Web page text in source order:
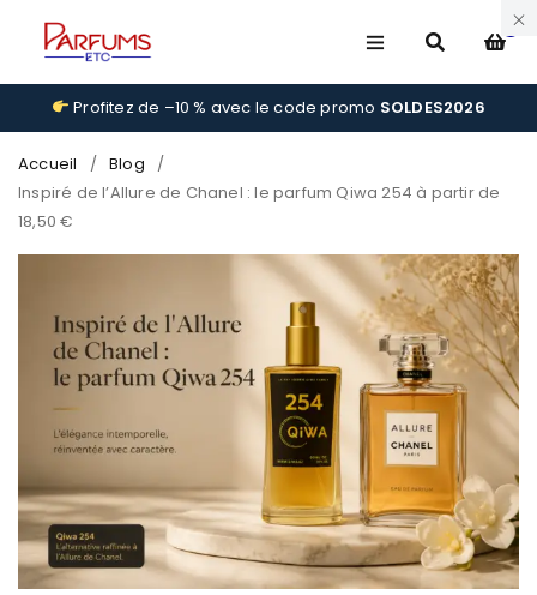
0
Profitez de –10 % avec le code promo SOLDES2026
Accueil / Blog
/
Inspiré de l’Allure de Chanel : le parfum Qiwa 254 à partir de
18,50 €